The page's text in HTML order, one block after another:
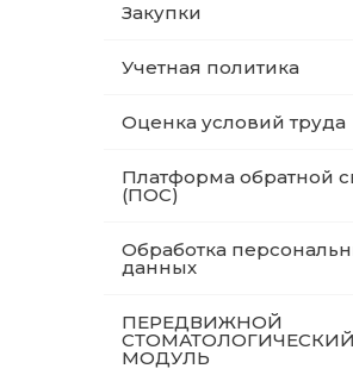
Закупки
Учетная политика
Оценка условий труда
Платформа обратной
(ПОС)
Обработка
данных
ПЕРЕДВИЖНОЙ
СТОМАТОЛОГИЧЕСКИЙ
МОДУЛЬ